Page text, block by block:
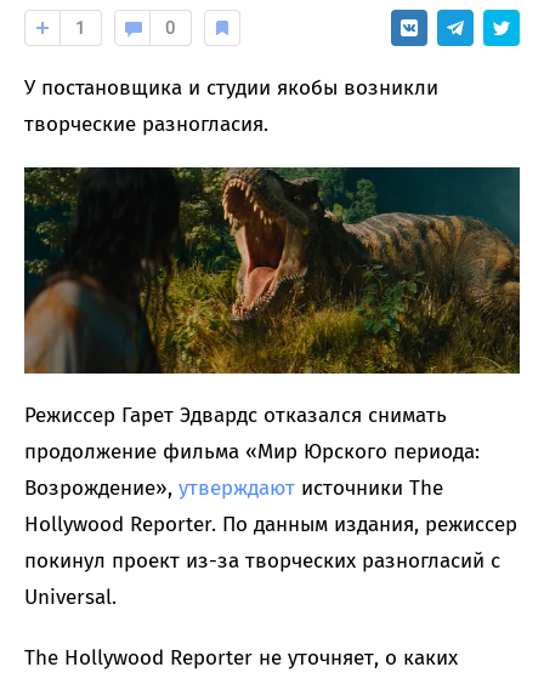
1 0
У постановщика и студии якобы возникли
творческие разногласия.
Режиссер Гарет Эдвардс отказался снимать
продолжение фильма «Мир Юрского периода:
Возрождение», утверждают источники The
Hollywood Reporter. По данным издания, режиссер
покинул проект из-за творческих разногласий с
Universal.
The Hollywood Reporter не уточняет, о каких